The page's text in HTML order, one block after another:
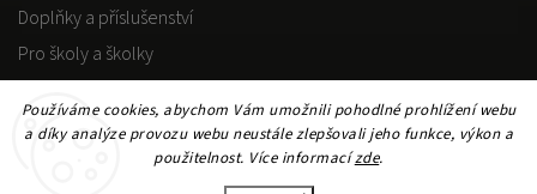
Používáme cookies, abychom Vám umožnili pohodlné prohlížení webu
a díky analýze provozu webu neustále zlepšovali jeho funkce, výkon a
použitelnost. Více informacízde.
Doplňky a příslušenství
Pro školy a školky
Copyright 2026DOKiDO. Všechna práva vyhrazena.